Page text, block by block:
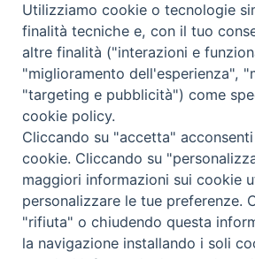
86170 Isernia
086550849
I nostri social
Copyright © 2018 - Diocesi di
90008750946). Riproduzione
Tutti i diritti sono riservati
Utilizziamo cookie o tecnologie
finalità tecniche e, con il tuo
altre finalità ("interazioni e
"miglioramento dell'esperienza",
"targeting e pubblicità") come
cookie policy.
Cliccando su "accetta"
cookie. Cliccando su
maggiori informazioni sui cookie
personalizzare le tue preferenze.
"rifiuta" o chiudendo questa
la navigazione installando i soli